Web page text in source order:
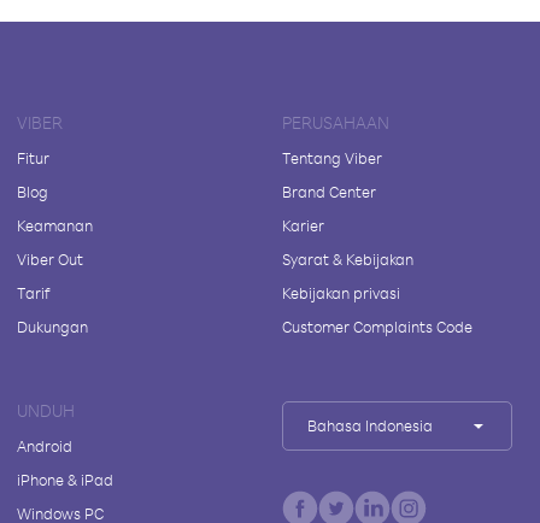
VIBER
Fitur
Blog
Keamanan
Viber Out
Tarif
Dukungan
PERUSAHAAN
Tentang Viber
Brand Center
Karier
Syarat & Kebijakan
Kebijakan privasi
Customer Complaints Code
UNDUH
Android
iPhone & iPad
Windows PC
Bahasa Indonesia